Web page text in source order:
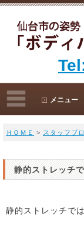
メニュー
ＨＯＭＥ > スタッフブ
静的ストレッチ
静的ストレッチで